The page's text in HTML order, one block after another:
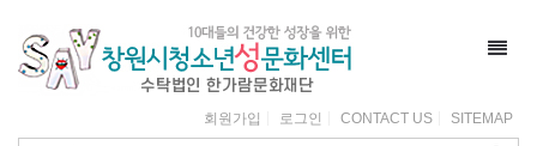
회원가입 로그인 CONTACT US SITEMAP